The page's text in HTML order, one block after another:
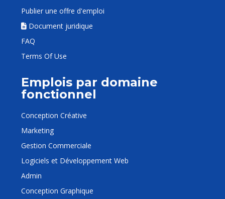
Publier une offre d'emploi
Document juridique
FAQ
Terms Of Use
Emplois par domaine
fonctionnel
Conception Créative
Marketing
Gestion Commerciale
Logiciels et Développement Web
Admin
Conception Graphique